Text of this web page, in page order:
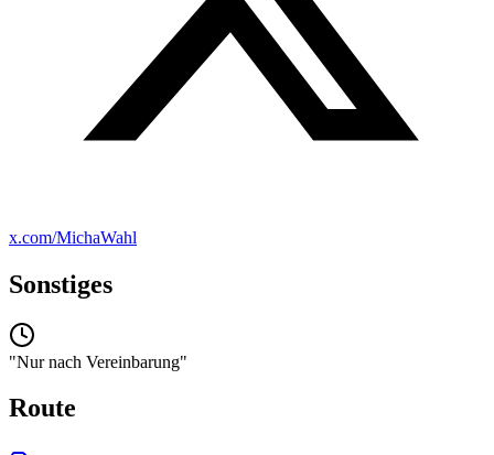
x.com/MichaWahl
Sonstiges
"Nur nach Vereinbarung"
Route